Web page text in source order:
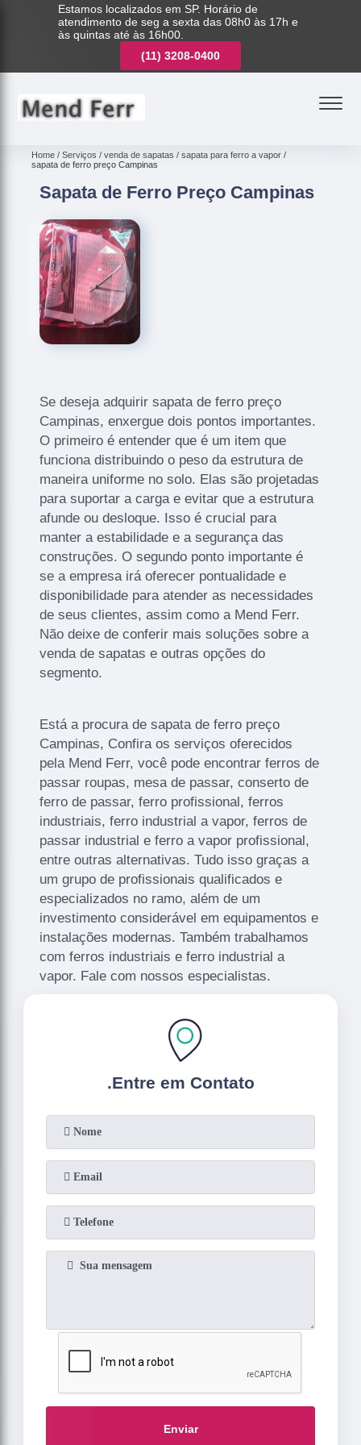
Estamos localizados em SP. Horário de
atendimento de seg a sexta das 08h0 às 17h e
às quintas até às 16h00.
(11) 3208-0400
Home Serviços venda de sapatas
sapata para ferro a vapor
sapata de ferro preço Campinas
Sapata de Ferro Preço Campinas
Se deseja adquirir sapata de ferro preço
Campinas, enxergue dois pontos importantes.
O primeiro é entender que é um item que
funciona distribuindo o peso da estrutura de
maneira uniforme no solo. Elas são projetadas
para suportar a carga e evitar que a estrutura
afunde ou desloque. Isso é crucial para
manter a estabilidade e a segurança das
construções. O segundo ponto importante é
se a empresa irá oferecer pontualidade e
disponibilidade para atender as necessidades
de seus clientes, assim como a Mend Ferr.
Não deixe de conferir mais soluções sobre a
venda de sapatas e outras opções do
segmento.
Está a procura de sapata de ferro preço
Campinas, Confira os serviços oferecidos
pela Mend Ferr, você pode encontrar ferros de
passar roupas, mesa de passar, conserto de
ferro de passar, ferro profissional, ferros
industriais, ferro industrial a vapor, ferros de
passar industrial e ferro a vapor profissional,
entre outras alternativas. Tudo isso graças a
um grupo de profissionais qualificados e
especializados no ramo, além de um
investimento considerável em equipamentos e
instalações modernas. Também trabalhamos
com ferros industriais e ferro industrial a
vapor. Fale com nossos especialistas.
.Entre em Contato
Enviar